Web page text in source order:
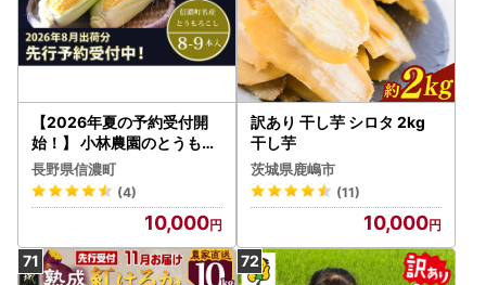
【2026年夏の予約受付開
始！】 小林農園のとうもろ
こし（8～9本セット）信濃
町産サニーショコラ｜令和
8年8月上旬からのお届け予
定 生産者直送 2026年夏
出荷分 先行予約【長野県信
濃町ふるさと納税】
長野県信濃町
(4)
10,000
訳あり 干し芋 シロタ 2kg
干し芋
茨城県鹿嶋市
(11)
10,000